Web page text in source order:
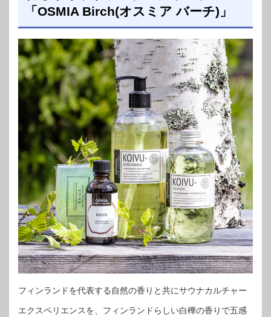
「OSMIA Birch(オスミア バーチ)」
フィンランドを代表する自然の香りと共にサウナカルチャー
エクスペリエンスを、フィンランドらしい白樺の香りで五感